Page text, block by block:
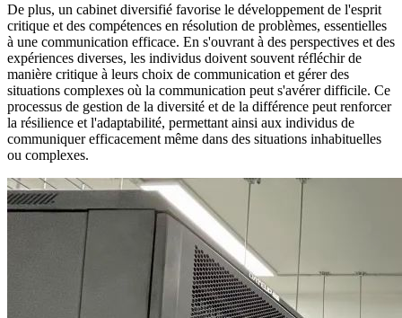
De plus, un cabinet diversifié favorise le développement de l'esprit
critique et des compétences en résolution de problèmes, essentielles
à une communication efficace. En s'ouvrant à des perspectives et des
expériences diverses, les individus doivent souvent réfléchir de
manière critique à leurs choix de communication et gérer des
situations complexes où la communication peut s'avérer difficile. Ce
processus de gestion de la diversité et de la différence peut renforcer
la résilience et l'adaptabilité, permettant ainsi aux individus de
communiquer efficacement même dans des situations inhabituelles
ou complexes.